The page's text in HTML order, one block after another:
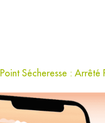
Point Sécheresse :